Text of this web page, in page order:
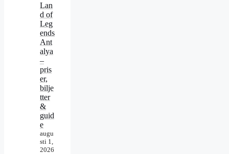
Lan
d of
Leg
ends
Ant
alya
–
pris
er,
bilje
tter
&
guid
e
augu
sti 1,
2026